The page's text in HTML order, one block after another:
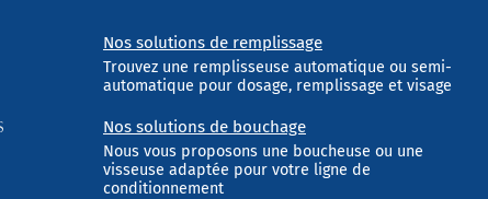
Nos solutions de remplissage
Trouvez une remplisseuse automatique ou semi-
automatique pour dosage, remplissage et visage
Nos solutions de bouchage
Nous vous proposons une boucheuse ou une
visseuse adaptée pour votre ligne de
conditionnement